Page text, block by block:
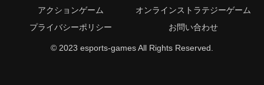
アクションゲーム
オンラインストラテジーゲーム
プライバシーポリシー
お問い合わせ
© 2023 esports-games All Rights Reserved.